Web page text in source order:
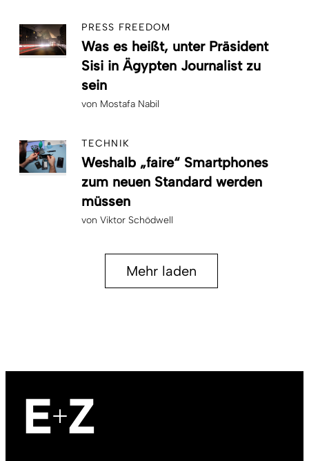
PRESS FREEDOM
Was es heißt, unter Präsident
Sisi in Ägypten Journalist zu
sein
von Mostafa Nabil
TECHNIK
Weshalb „faire“ Smartphones
zum neuen Standard werden
müssen
von Viktor Schödwell
Mehr laden